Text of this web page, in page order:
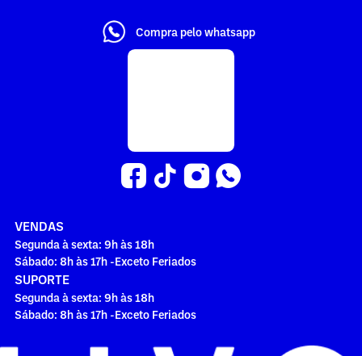
Compra pelo whatsapp
VENDAS
Segunda à sexta: 9h às 18h
Sábado: 8h às 17h -Exceto Feriados
SUPORTE
Segunda à sexta: 9h às 18h
Sábado: 8h às 17h -Exceto Feriados